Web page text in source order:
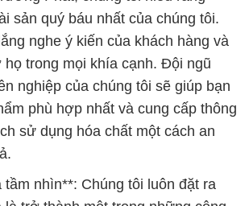
trở thành một trong những công
lĩnh vực cung cấp hóa chất chất
Nam. Chúng tôi tin rằng bằng sự
và cam kết không ngừng phát
đạt được mục tiêu này và góp
triển bền vững của ngành công
gì chúng tôi làm, Công ty Hóa
Phát luôn đặt sự an toàn, chất